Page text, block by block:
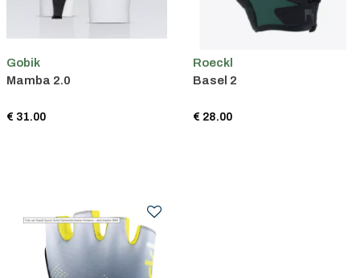
Gobik
Mamba 2.0
€ 31.00
Roeckl
Basel 2
€ 28.00